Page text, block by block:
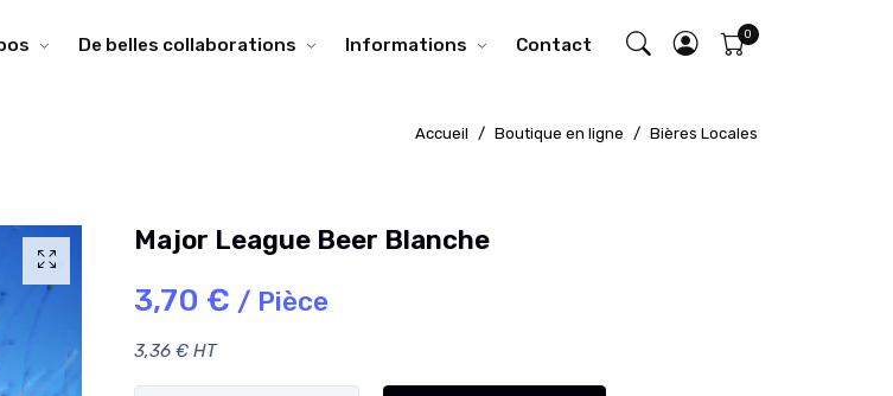
De belles collaborations Informations Contact
Accueil Boutique en ligne Bières Locales
Major League Beer Blanche
3,70 € / Pièce
3,36 € HT